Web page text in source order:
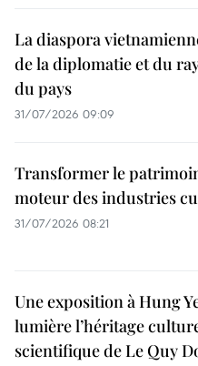
La diaspora
de la diplomatie et du
du pays
31/07/2026 09:09
Transformer le
moteur des industries
31/07/2026 08:21
Une exposition à Hung
lumière l’héritage
scientifique de Le Quy